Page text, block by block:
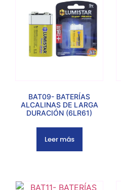
BAT09- BATERÍAS
ALCALINAS DE LARGA
DURACIÓN (6LR61)
Leer más